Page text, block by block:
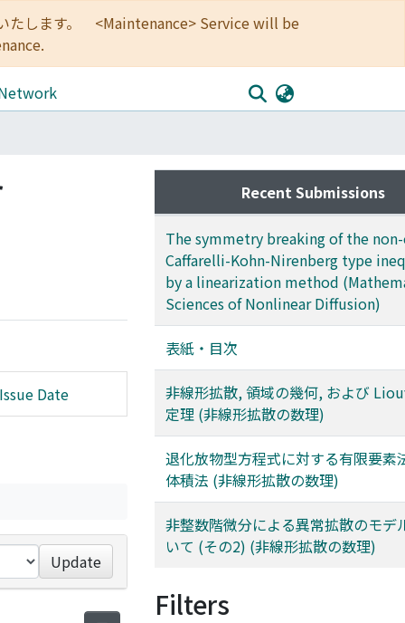
たします。 <Maintenance> Service will be
Date
Update
Recent Submissions
The symmetry breaking of the
Caffarelli-Kohn-Nirenberg type
by a linearization method
Sciences of Nonlinear Diffusion)
表紙・目次
非線形拡散, 領域の幾何, および
定理 (非線形拡散の数理)
退化放物型方程式に対する有限要素
体積法 (非線形拡散の数理)
非整数階微分による異常拡散のモデ
いて (その2) (非線形拡散の数理)
Filters